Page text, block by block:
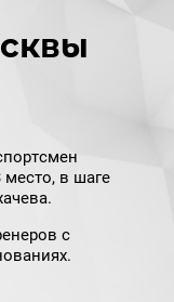
в шаге
с